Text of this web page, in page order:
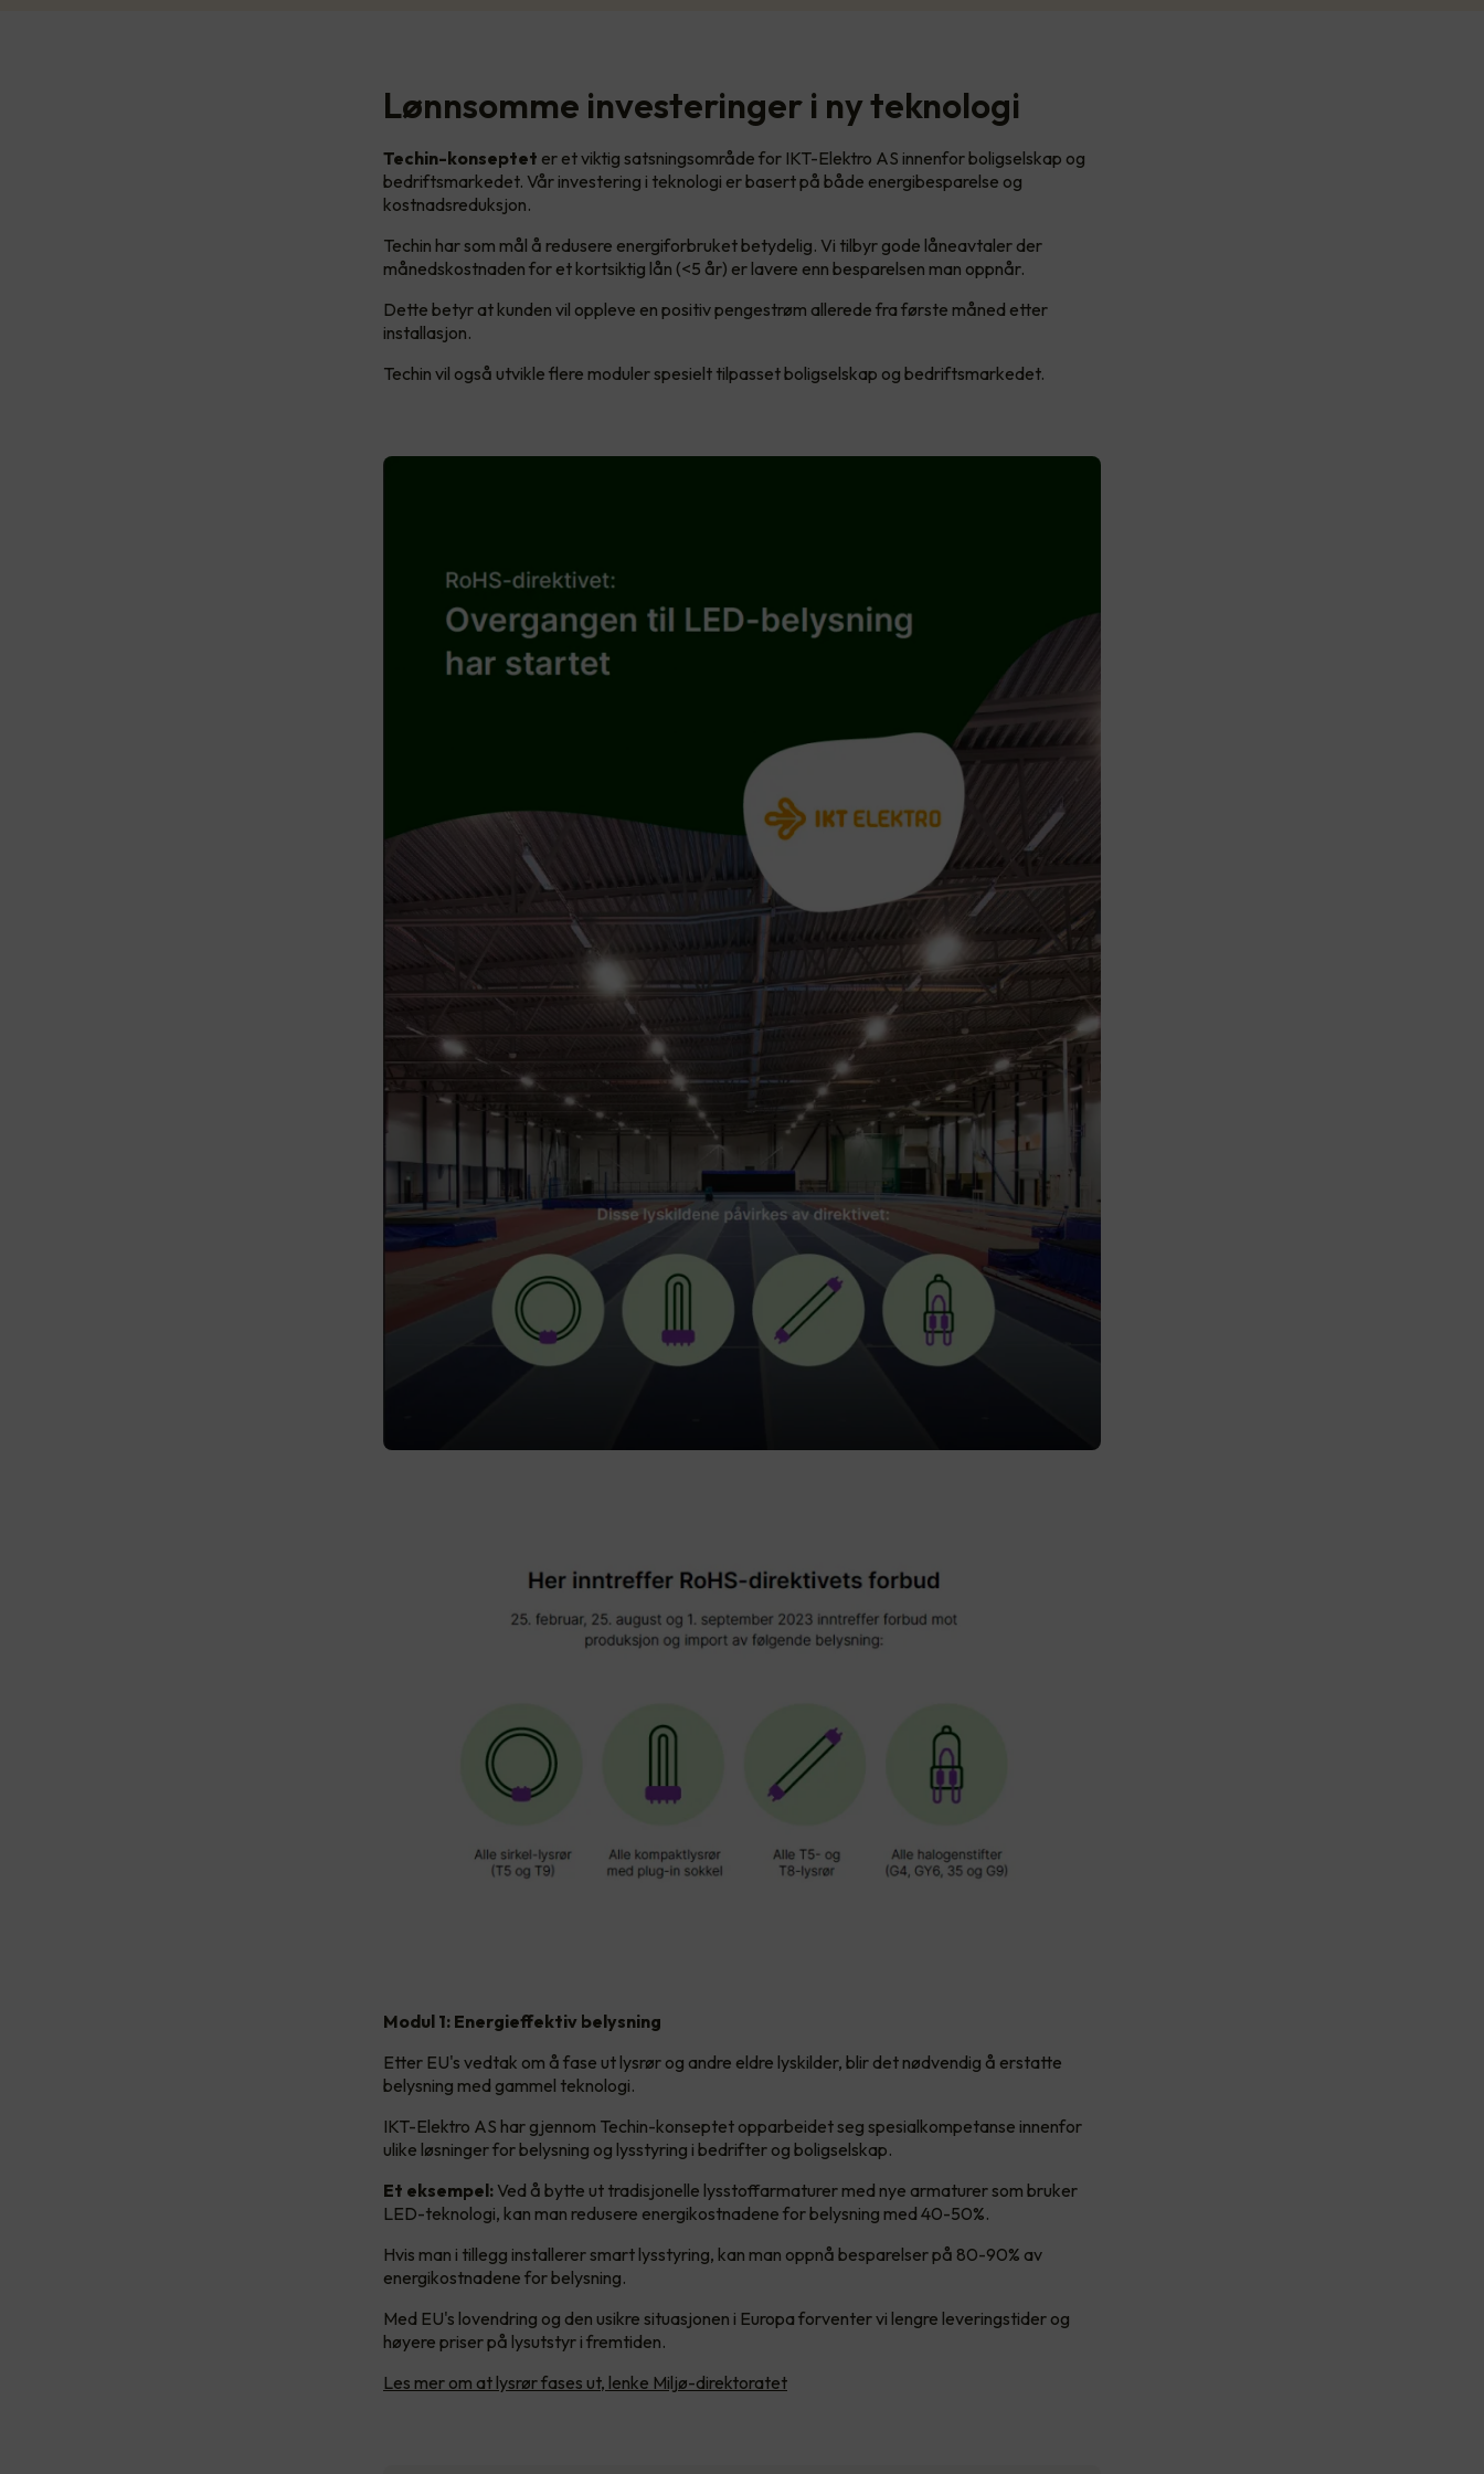
Lønnsomme investeringer i ny teknologi
Techin-konseptet er et viktig satsningsområde for IKT-Elektro AS innenfor boligselskap og
bedriftsmarkedet. Vår investering i teknologi er basert på både energibesparelse og
kostnadsreduksjon.
Techin har som mål å redusere energiforbruket betydelig. Vi tilbyr gode låneavtaler der
månedskostnaden for et kortsiktig lån (<5 år) er lavere enn besparelsen man oppnår.
Dette betyr at kunden vil oppleve en positiv pengestrøm allerede fra første måned etter
installasjon.
Techin vil også utvikle flere moduler spesielt tilpasset boligselskap og bedriftsmarkedet.
Modul 1: Energieffektiv belysning
Etter EU's vedtak om å fase ut lysrør og andre eldre lyskilder, blir det nødvendig å erstatte
belysning med gammel teknologi.
IKT-Elektro AS har gjennom Techin-konseptet opparbeidet seg spesialkompetanse innenfor
ulike løsninger for belysning og lysstyring i bedrifter og boligselskap.
Et eksempel: Ved å bytte ut tradisjonelle lysstoffarmaturer med nye armaturer som bruker
LED-teknologi, kan man redusere energikostnadene for belysning med 40-50%.
Hvis man i tillegg installerer smart lysstyring, kan man oppnå besparelser på 80-90% av
energikostnadene for belysning.
Med EU's lovendring og den usikre situasjonen i Europa forventer vi lengre leveringstider og
høyere priser på lysutstyr i fremtiden.
Les mer om at lysrør fases ut, lenke Miljø-direktoratet